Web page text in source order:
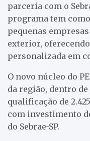
parceria com o
programa tem
pequenas
exterior,
personalizada em
O novo núcleo do
da região, dentro
qualificação de
com investimento
do Sebrae-SP.